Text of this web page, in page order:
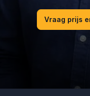
Vraag prijs